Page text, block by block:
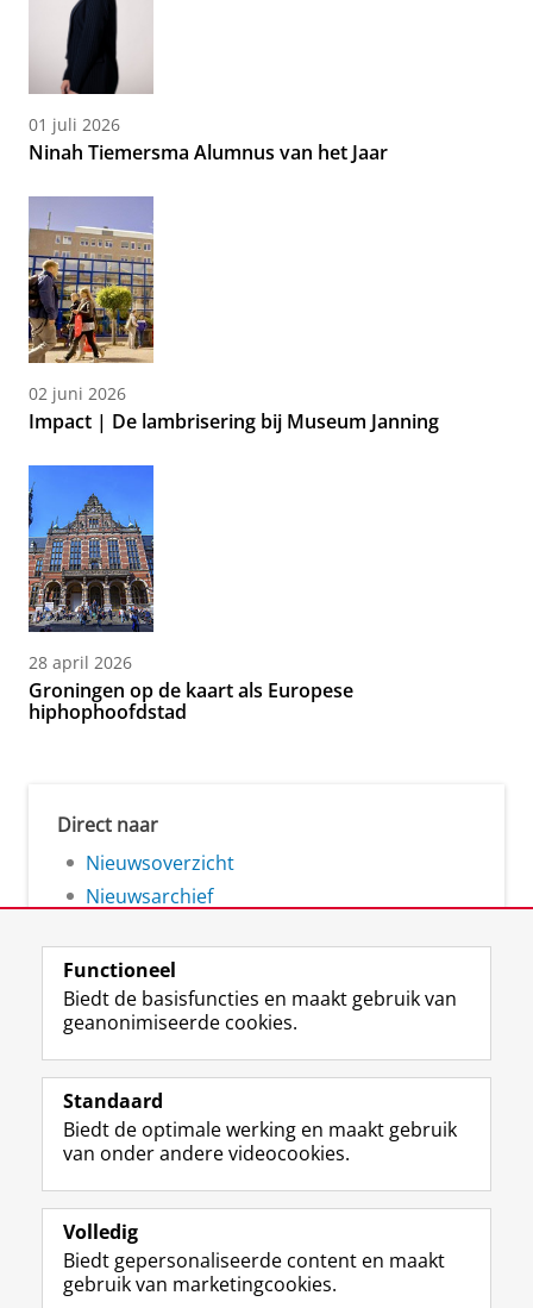
01 juli 2026
Ninah Tiemersma Alumnus van het Jaar
02 juni 2026
Impact | De lambrisering bij Museum Janning
28 april 2026
Groningen op de kaart als Europese
hiphophoofdstad
Direct naar
Nieuwsoverzicht
Nieuwsarchief
Volg de RUG
F
a
e
b
o
p
a
L
i
k
e
I
-
p
R
S
-
f
e
R
I
n
t
r
m
Y
o
T
e
k
Studiekiezers
Alumni
Over ons
Functioneel
Biedt de basisfuncties en maakt gebruik van
geanonimiseerde cookies.
Standaard
Biedt de optimale werking en maakt gebruik
van onder andere videocookies.
Volledig
Biedt gepersonaliseerde content en maakt
gebruik van marketingcookies.